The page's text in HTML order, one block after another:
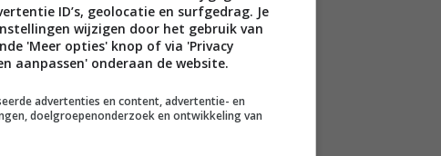
met superfood recepten!
vandaag nog met een
ID’s, geolocatie en surfgedrag. Je
wijzigen door het gebruik van
'Meer opties' knop of via 'Privacy
aanpassen' onderaan de website.
advertenties en content, advertentie- en
doelgroepenonderzoek en ontwikkeling van